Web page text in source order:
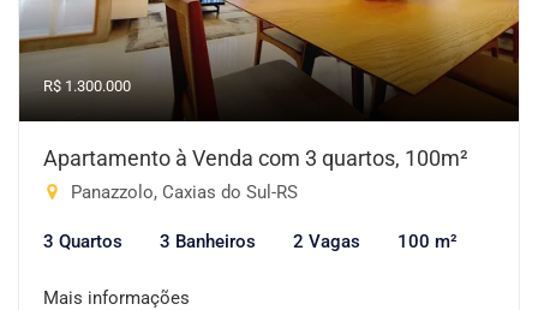
R$ 1.300.000
Apartamento à Venda com 3 quartos, 100m²
Panazzolo, Caxias do Sul-RS
3 Quartos 3 Banheiros 2 Vagas 100 m²
Mais informações